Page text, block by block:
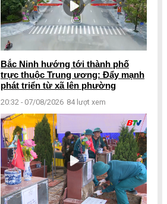
Bắc Ninh hướng tới thành phố
trực thuộc Trung ương: Đẩy mạnh
phát triển từ xã lên phường
20:32 - 07/08/2026 84 lượt xem